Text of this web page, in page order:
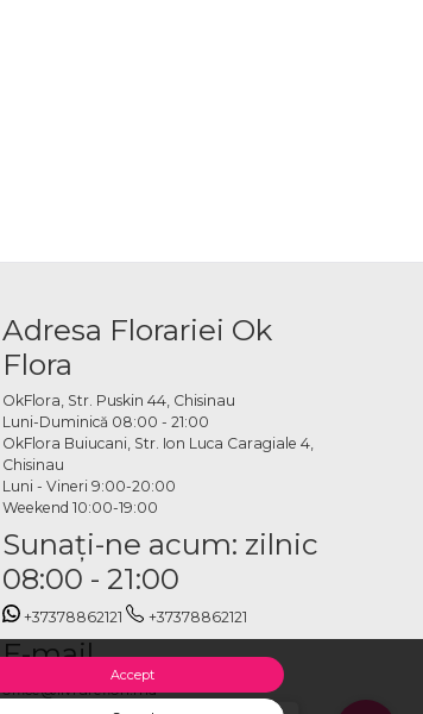
Accept
Adresa Florariei Ok
Flora
OkFlora, Str. Puskin 44, Chisinau
Luni-Duminică 08:00 - 21:00
OkFlora Buiucani, Str. Ion Luca Caragiale 4,
Chisinau
Luni - Vineri 9:00-20:00
Weekend 10:00-19:00
Sunaţi-ne acum: zilnic
08:00 - 21:00
+37378862121 +37378862121
E-mail
office@livrareflori.md